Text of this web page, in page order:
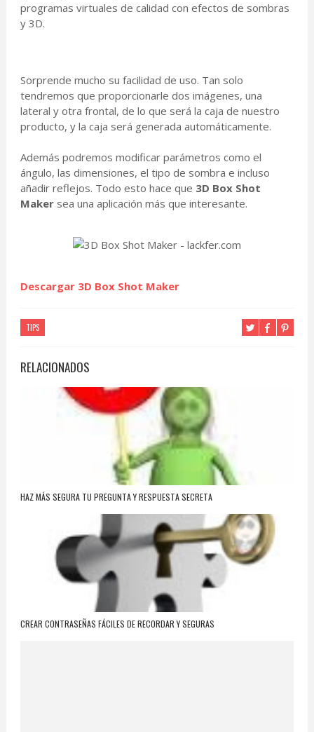
programas virtuales de calidad con efectos de sombras
y 3D.
Sorprende mucho su facilidad de uso. Tan solo
tendremos que proporcionarle dos imágenes, una
lateral y otra frontal, de lo que será la caja de nuestro
producto, y la caja será generada automáticamente.
Además podremos modificar parámetros como el
ángulo, las dimensiones, el tipo de sombra e incluso
añadir reflejos. Todo esto hace que 3D Box Shot
Makersea una aplicación más que interesante.
Descargar 3D Box Shot Maker
TIPS
RELACIONADOS
HAZ MÁS SEGURA TU PREGUNTA Y RESPUESTA SECRETA
CREAR CONTRASEÑAS FÁCILES DE RECORDAR Y SEGURAS